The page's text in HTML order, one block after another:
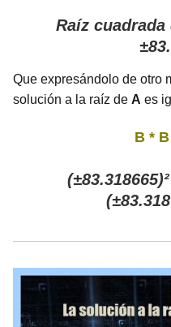
Raíz cuadrada
Que expresándolo de otro
solución a la raíz de A es
B *